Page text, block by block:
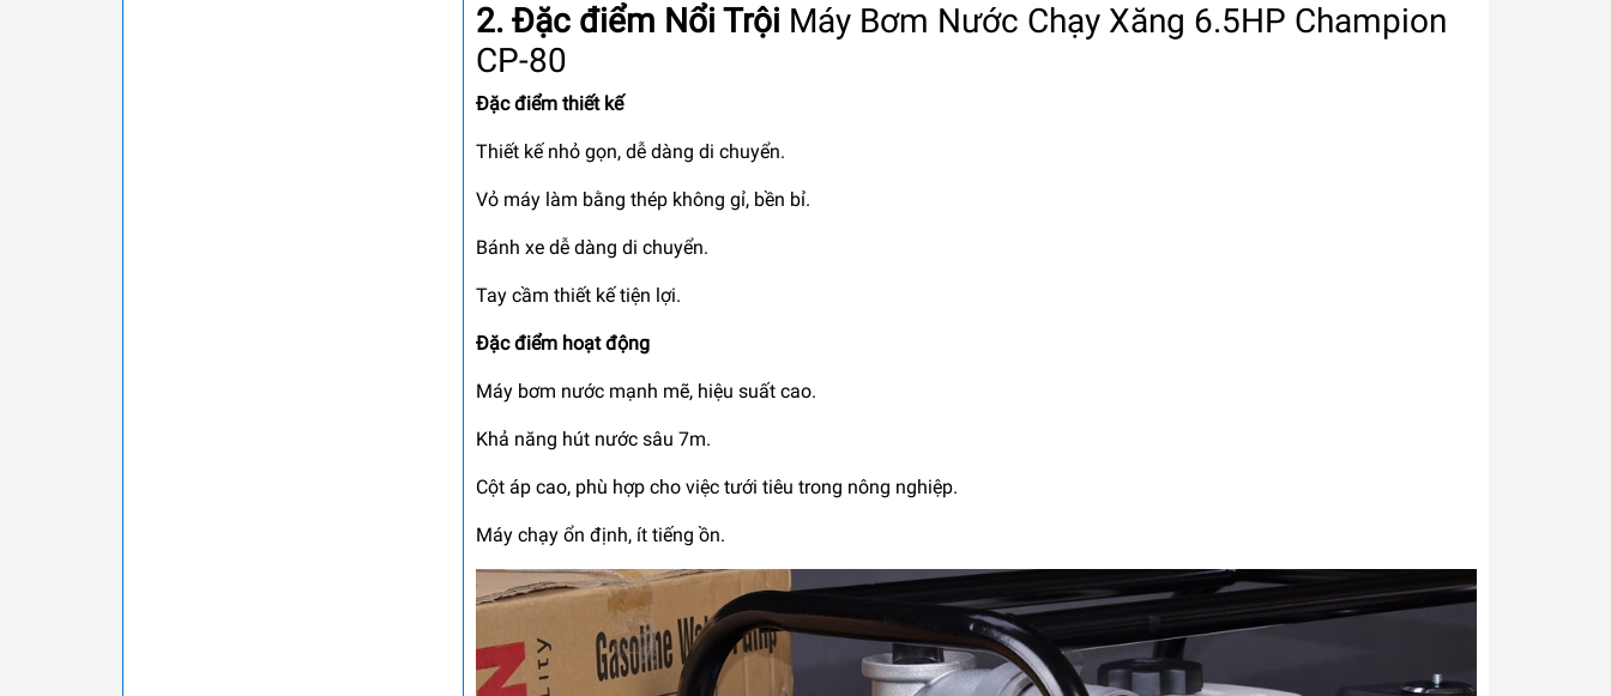
2. Đặc điểm Nổi Trội Máy Bơm Nước Chạy Xăng 6.5HP Champion
CP-80
Đặc điểm thiết kế
Thiết kế nhỏ gọn, dễ dàng di chuyển.
Vỏ máy làm bằng thép không gỉ, bền bỉ.
Bánh xe dễ dàng di chuyển.
Tay cầm thiết kế tiện lợi.
Đặc điểm hoạt động
Máy bơm nước mạnh mẽ, hiệu suất cao.
Khả năng hút nước sâu 7m.
Cột áp cao, phù hợp cho việc tưới tiêu trong nông nghiệp.
Máy chạy ổn định, ít tiếng ồn.